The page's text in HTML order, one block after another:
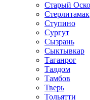
Старый
Стерлитамак
Ступино
Сургут
Сызрань
Сыктывкар
Таганрог
Талдом
Тамбов
Тверь
Тольятти